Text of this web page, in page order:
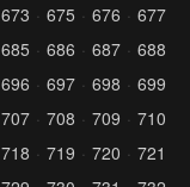
673 675 676
677
685 686 687
688
696 697 698
699
707 708 709
710
718 719 720
721